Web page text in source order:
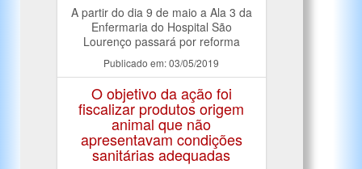
A partir do dia 9 de maio a Ala 3 da
Enfermaria do Hospital São
Lourenço passará por reforma
Publicado em: 03/05/2019
O objetivo da ação foi
fiscalizar produtos origem
animal que não
apresentavam condições
sanitárias adequadas